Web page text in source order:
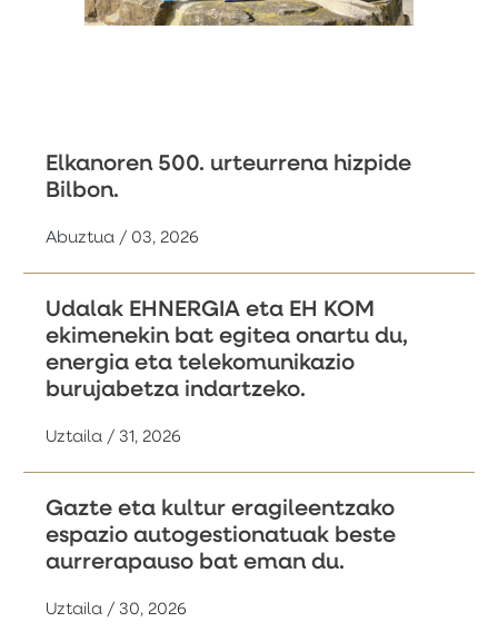
Elkanoren 500. urteurrena hizpide
Bilbon.
Abuztua / 03, 2026
Udalak EHNERGIA eta EH KOM
ekimenekin bat egitea onartu du,
energia eta telekomunikazio
burujabetza indartzeko.
Uztaila / 31, 2026
Gazte eta kultur eragileentzako
espazio autogestionatuak beste
aurrerapauso bat eman du.
Uztaila / 30, 2026